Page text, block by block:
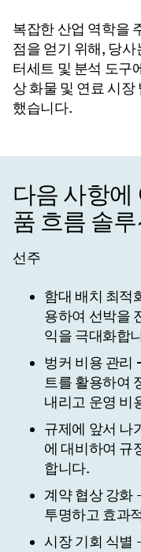
복잡한 산업 역학을
점을 얻기 위해, 당사
터세트 및 분석 도구
상 화물 및 연료 시
했습니다.
다음 사항에
품 흐름 솔
선주
함대 배치 최적
용하여 선박을
익을 극대화합
벙커 비용 관리
트를 활용하여
내리고 운영 비
규제에 앞서 나
에 대비하여 규
합니다.
계약 협상 강화
투명하고 효과
시장 기회 식별